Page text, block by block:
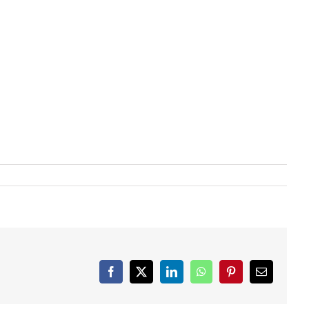
Facebook
X LinkedInWhatsAppPinterestEmail